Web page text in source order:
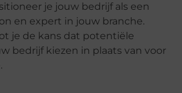
je jouw bedrijf als een
en expert in jouw branche.
je de kans dat potentiële
bedrijf kiezen in plaats van voor